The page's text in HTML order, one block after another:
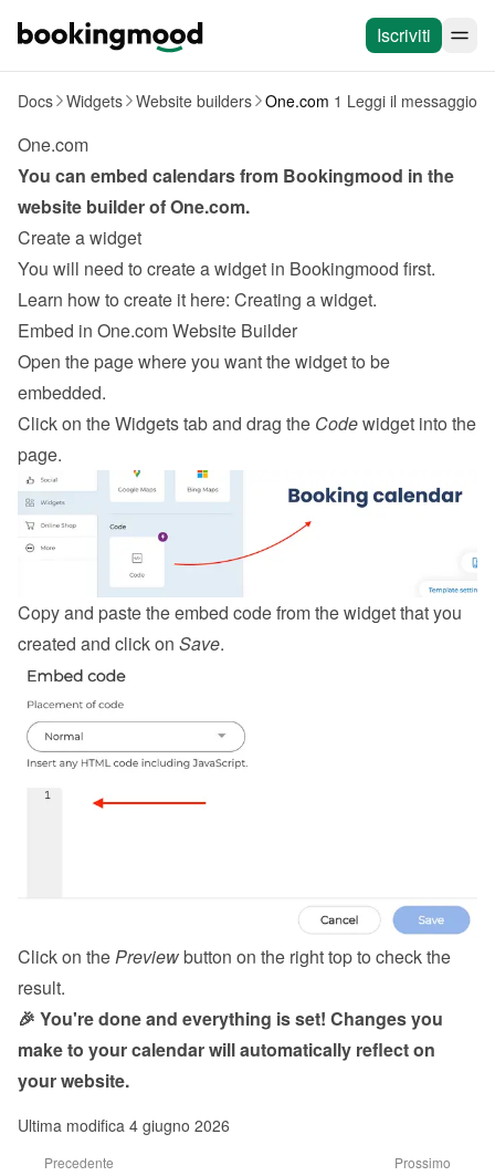
Iscriviti
Docs Widgets Website builders One.com 1 Leggi il messaggio
One.com
You can embed calendars from Bookingmood in the
website builder of One.com.
Create a widget
You will need to create a widget in Bookingmood first.
Learn how to create it here: Creating a widget.
Embed in One.com Website Builder
Open the page where you want the widget to be
embedded.
Click on the Widgets tab and drag the Code widget into the
page.
Copy and paste the embed code from the widget that you
created and click on Save.
Click on the Preview button on the right top to check the
result.
🎉 You're done and everything is set! Changes you
make to your calendar will automatically reflect on
your website.
Ultima modifica 4 giugno 2026
Precedente Prossimo